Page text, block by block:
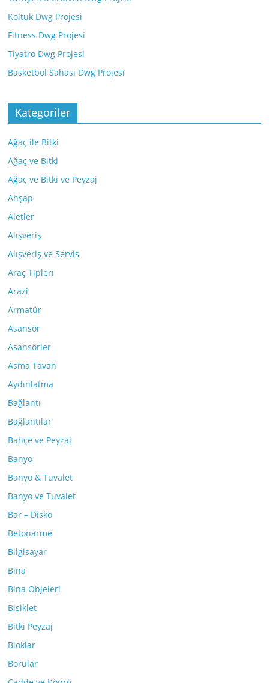
Koltuk Dwg Projesi
Fitness Dwg Projesi
Tiyatro Dwg Projesi
Basketbol Sahası Dwg Projesi
Kategoriler
Ağaç ile Bitki
Ağaç ve Bitki
Ağaç ve Bitki ve Peyzaj
Ahşap
Aletler
Alışveriş
Alışveriş ve Servis
Araç Tipleri
Arazi
Armatür
Asansör
Asansörler
Asma Tavan
Aydınlatma
Bağlantı
Bağlantılar
Bahçe ve Peyzaj
Banyo
Banyo & Tuvalet
Banyo ve Tuvalet
Bar – Disko
Betonarme
Bilgisayar
Bina
Bina Objeleri
Bisiklet
Bitki Peyzaj
Bloklar
Borular